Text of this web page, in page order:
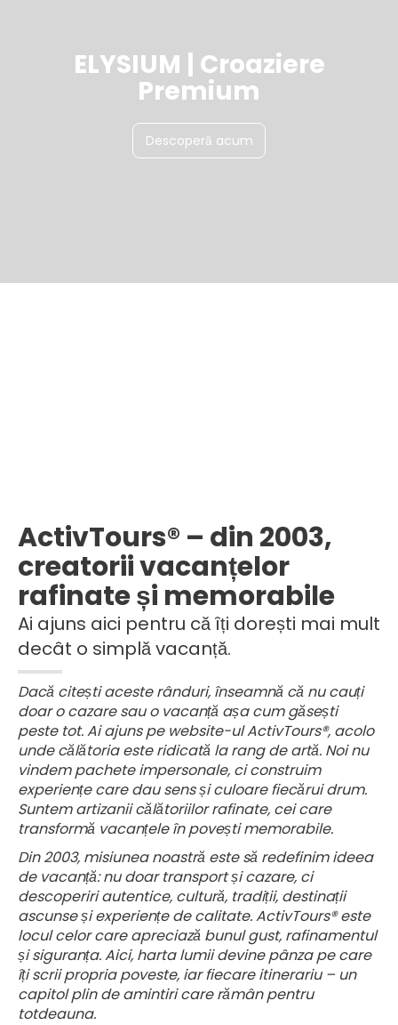
ELYSIUM | Croaziere
Premium
Descoperă acum
ActivTours® – din 2003,
creatorii vacanțelor
rafinate și memorabile
Ai ajuns aici pentru că îți dorești mai mult
decât o simplă vacanță.
Dacă citești aceste rânduri, înseamnă că nu cauți
doar o cazare sau o vacanță așa cum găsești
peste tot. Ai ajuns pe website-ul ActivTours®, acolo
unde călătoria este ridicată la rang de artă. Noi nu
vindem pachete impersonale, ci construim
experiențe care dau sens și culoare fiecărui drum.
Suntem artizanii călătoriilor rafinate, cei care
transformă vacanțele în povești memorabile.
Din 2003, misiunea noastră este să redefinim ideea
de vacanță: nu doar transport și cazare, ci
descoperiri autentice, cultură, tradiții, destinații
ascunse și experiențe de calitate. ActivTours® este
locul celor care apreciază bunul gust, rafinamentul
și siguranța. Aici, harta lumii devine pânza pe care
îți scrii propria poveste, iar fiecare itinerariu – un
capitol plin de amintiri care rămân pentru
totdeauna.